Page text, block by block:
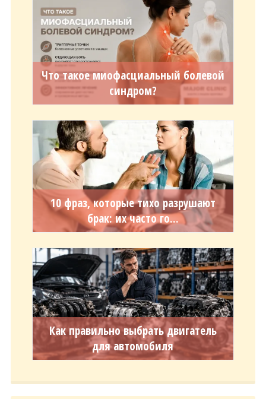
Что такое миофасциальный болевой
синдром?
10 фраз, которые тихо разрушают
брак: их часто го...
Как правильно выбрать двигатель
для автомобиля